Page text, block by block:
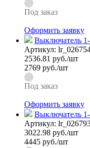
Под заказ
Оформить заявку
Выключатель
Артикул:
2536.81 руб./шт
2769 руб./шт
Под заказ
Оформить заявку
Выключатель
Артикул:
3022.98 руб./шт
4445 руб./шт